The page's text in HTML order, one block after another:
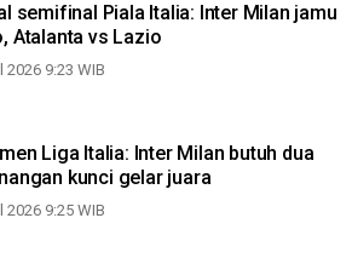
semifinal Piala Italia: Inter Milan jamu
Atalanta vs Lazio
2026 9:23 WIB
Liga Italia: Inter Milan butuh dua
kunci gelar juara
2026 9:25 WIB